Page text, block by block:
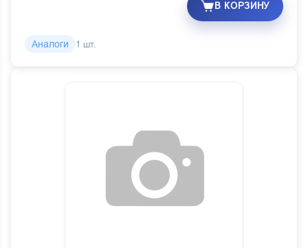
В КОРЗИНУ
Аналоги 1 шт.